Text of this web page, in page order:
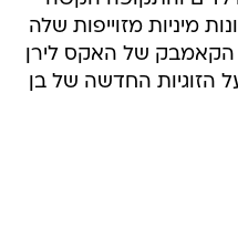
מיניות מזוייפות שלה
הקאמבק של האקס לירן
הזוגיות החדשה של בן